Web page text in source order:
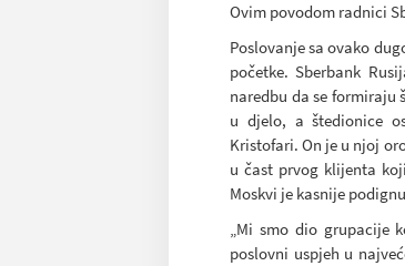
Ovim povodom radnici
Poslovanje sa ovako
početke. Sberbank
naredbu da se formiraju
u djelo, a štedionice
Kristofari. On je u njoj
u čast prvog klijenta
Moskvi je kasnije
„Mi smo dio grupacije
poslovni uspjeh u